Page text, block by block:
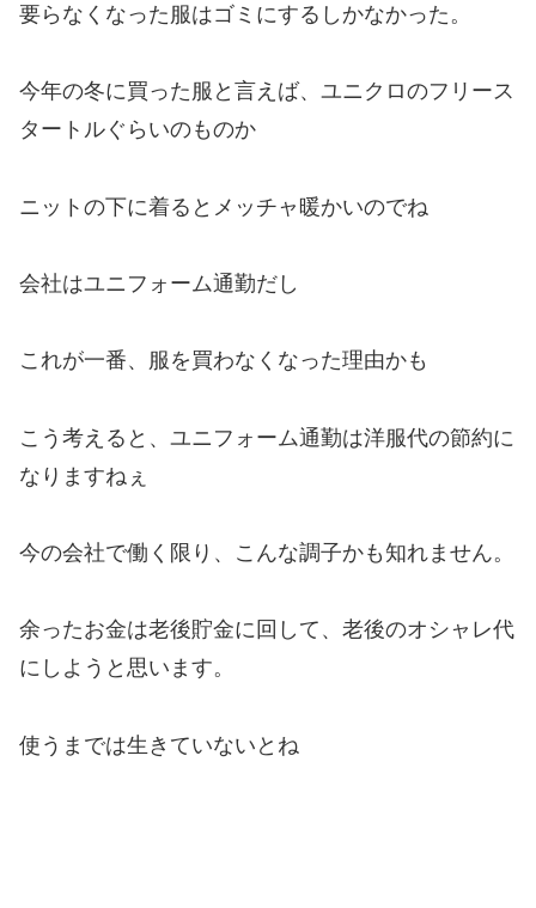
要らなくなった服はゴミにするしかなかった。
今年の冬に買った服と言えば、ユニクロのフリース
タートルぐらいのものか
ニットの下に着るとメッチャ暖かいのでね
会社はユニフォーム通勤だし
これが一番、服を買わなくなった理由かも
こう考えると、ユニフォーム通勤は洋服代の節約に
なりますねぇ
今の会社で働く限り、こんな調子かも知れません。
余ったお金は老後貯金に回して、老後のオシャレ代
にしようと思います。
使うまでは生きていないとね